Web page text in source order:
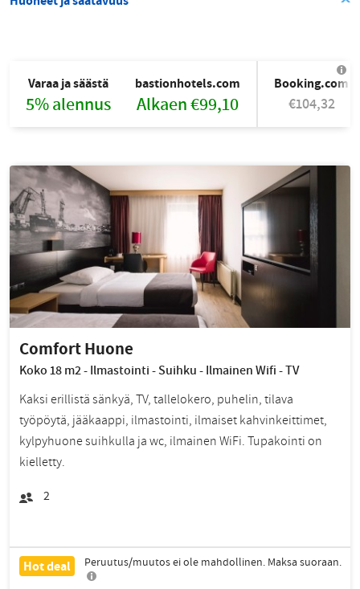
Varaa ja säästä
5% alennus
bastionhotels.com
Alkaen €99,10
Booking.com
€104,32
Comfort Huone
Koko 18 m2 - Ilmastointi - Suihku - Ilmainen Wifi - TV
Kaksi erillistä sänkyä, TV, tallelokero, puhelin, tilava
työpöytä, jääkaappi, ilmastointi, ilmaiset kahvinkeittimet,
kylpyhuone suihkulla ja wc, ilmainen WiFi. Tupakointi on
kielletty.
2
Hot deal Peruutus/muutos ei ole mahdollinen. Maksa suoraan.